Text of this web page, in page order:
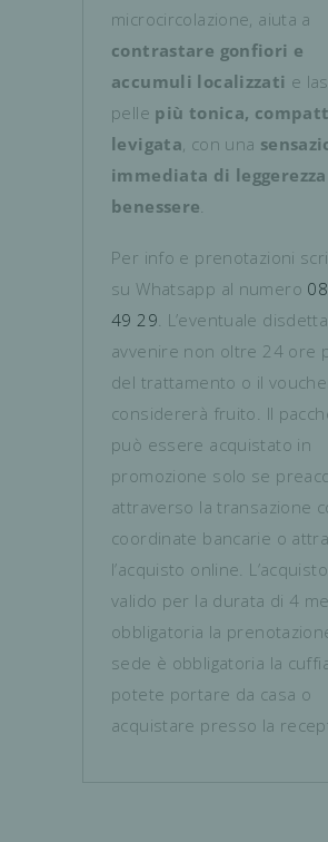
microcircolazione, aiuta a
contrastare gonfiori e
accumuli localizzati e
pelle più tonica,
levigata , con una
immediata di leggerezza
benessere
Per info e prenotazioni
su Whatsapp al numero
49 29 . L’eventuale
avvenire non oltre 24 ore
del trattamento o il
considererà fruito. Il
può essere acquistato in
promozione solo se
attraverso la transazione
coordinate bancarie o
l’acquisto online.
valido per la durata di 4
obbligatoria la
sede è obbligatoria la
potete portare da casa o
acquistare presso la